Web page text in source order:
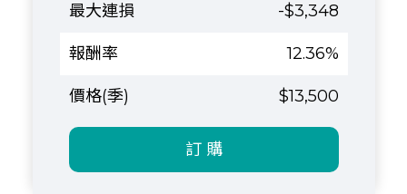
-$3,348
12.36%
$13,500
訂 購